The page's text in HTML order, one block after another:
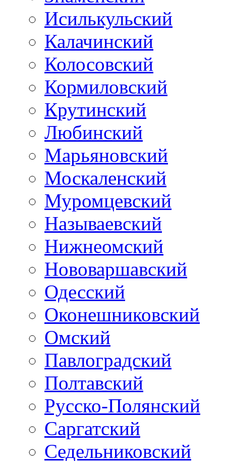
Исилькульский
Калачинский
Колосовский
Кормиловский
Крутинский
Любинский
Марьяновский
Москаленский
Муромцевский
Называевский
Нижнеомский
Нововаршавский
Одесский
Оконешниковский
Омский
Павлоградский
Полтавский
Русско-Полянский
Саргатский
Седельниковский